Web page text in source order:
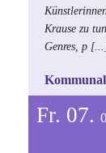
Krause zu
Genres, p
Fr. 07.